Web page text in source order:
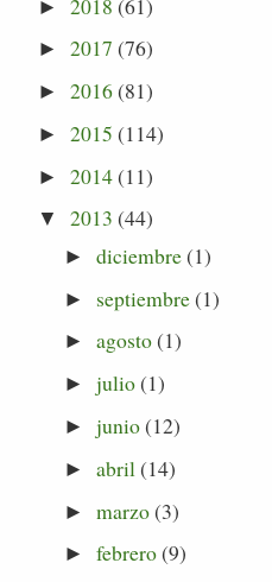
►
►2017 (76)
►2016(81)
►2015 (114)
►2014(11)
▼ 2013 (44)
► diciembre(1)
► septiembre(1)
► agosto(1)
► julio(1)
► junio(12)
► abril (14)
► marzo(3)
► febrero(9)